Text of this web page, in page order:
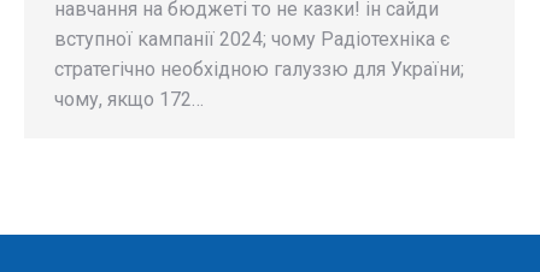
навчання на бюджеті то не казки! ін сайди
вступної кампанії 2024; чому Радіотехніка є
стратегічно необхідною галуззю для України;
чому, якщо 172…